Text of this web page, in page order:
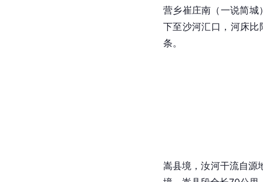
营乡崔庄南（一说简城
下至沙河汇口，河床
条。
嵩县境，汝河干流自源